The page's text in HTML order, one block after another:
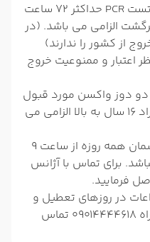
• برای مسافرین محترم داشتن تست PCR حداکثر 72 ساعت
الزامی می باشد. (در
از کشور را ندارند)
اعتبار و ممنوعیت خروج
دوز واکسن مورد قبول
سازمان بهداشت جهانی برای افراد 16 سال به بالا الزامی می
• آژانس گردشگری تینو پرواز آسمان همه روزه از ساعت 9
برای تماس با آژانس
در روزهای تعطیل و
ساعتهای غیر کاری با شماره همراه 09014444618 تماس